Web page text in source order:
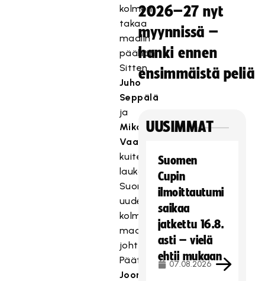
kolmen
takaa
maalin
päähän.
Sitten
Juho
Seppälä
ja
Miko
Vaarimo
kuitenkin
laukoivat
Suomen
uudelleen
kolmen
maalin
johtoon.
Päätöserässä
Joona
2026–27 nyt
myynnissä –
hanki ennen
ensimmäistä peliä
UUSIMMAT
Suomen
Cupin
ilmoittautumi
saikaa
jatkettu 16.8.
asti – vielä
ehtii mukaan
07.08.2026